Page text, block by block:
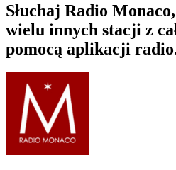
Słuchaj Radio
wielu innych stacji z
pomocą aplikacji